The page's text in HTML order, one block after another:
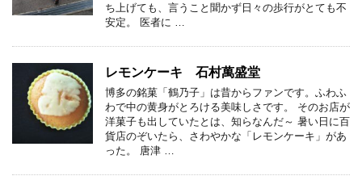
ち上げても、言うこと聞かず日々の歩行がとても不
安定。 医者に …
レモンケーキ 石村萬盛堂
博多の銘菓「鶴乃子」は昔からファンです。ふわふ
わで中の黄身がとろける美味しさです。 そのお店が
洋菓子も出していたとは、知らなんだ～ 暑い日に百
貨店のぞいたら、さわやかな「レモンケーキ」があ
った。 唐津 …